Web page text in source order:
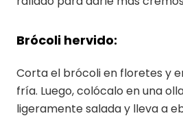
Brócoli hervido:
Corta el brócoli en floretes y
fría. Luego, colócalo en una
ligeramente salada y lleva a